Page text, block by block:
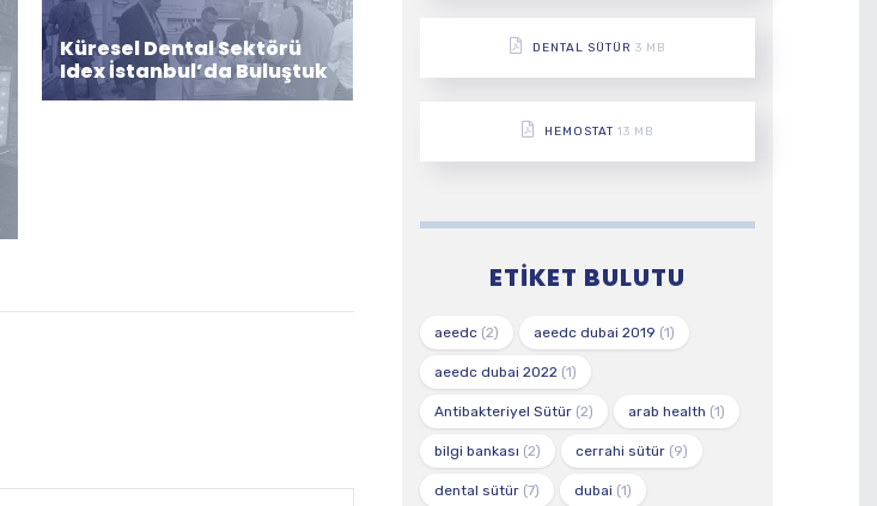
Küresel Dental Sektörü
Idex İstanbul’da Buluştuk
DENTAL SÜTÜR 3 MB
HEMOSTAT 13 MB
ETIKET BULUTU
aeedc (2) aeedc dubai 2019 (1)
aeedc dubai 2022 (1)
Antibakteriyel Sütür (2) arab health (1)
bilgi bankası (2) cerrahi sütür (9)
dental sütür (7) dubai (1)